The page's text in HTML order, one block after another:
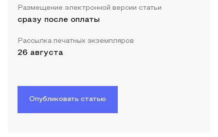
Размещение электронной версии статьи
сразу после оплаты
Рассылка печатных экземпляров
26 августа
Опубликовать статью